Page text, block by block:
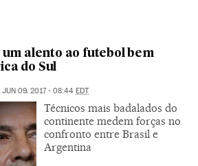
alento ao futebol bem
do Sul
JUN 09, 2017 - 08:44 EDT
Técnicos mais badalados do
continente medem forças no
confronto entre Brasil e
Argentina